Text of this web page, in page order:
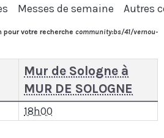
Messes de semaine Autres
pour votre recherche community:bs/41/vernou-
Mur de Sologne à
MUR DE SOLOGNE
18h00